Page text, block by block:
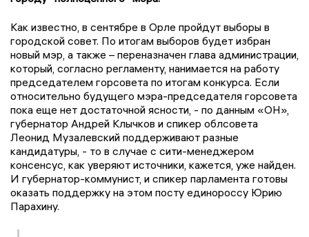
Как известно, в сентябре в Орле пройдут выборы в
городской совет. По итогам выборов будет избран
новый мэр, а также – переназначен глава администрации,
который, согласно регламенту, нанимается на работу
председателем горсовета по итогам конкурса. Если
относительно будущего мэра-председателя горсовета
пока еще нет достаточной ясности, - по данным «ОН»,
губернатор Андрей Клычков и спикер облсовета
Леонид Музалевский поддерживают разные
кандидатуры, - то в случае с сити-менеджером
консенсус, как уверяют источники, кажется, уже найден.
И губернатор-коммунист, и спикер парламента готовы
оказать поддержку на этом посту единороссу Юрию
Парахину.